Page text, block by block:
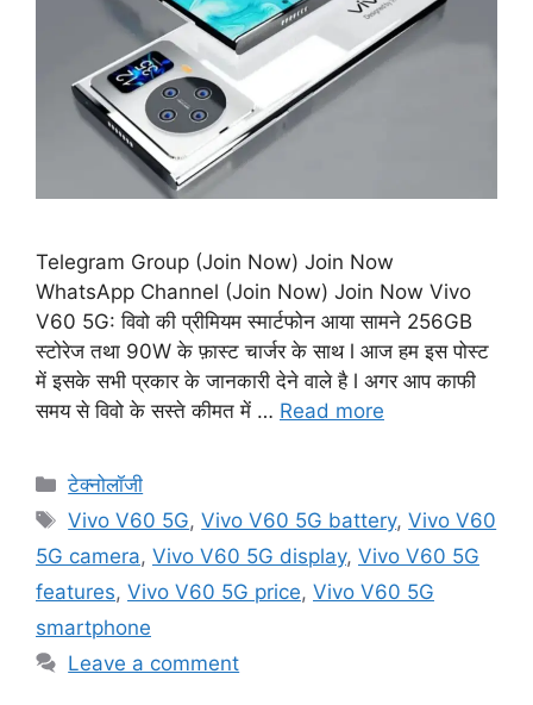
Telegram Group (Join Now) Join Now
WhatsApp Channel (Join Now) Join Now Vivo
V60 5G: विवो की प्रीमियम स्मार्टफोन आया सामने 256GB
स्टोरेज तथा 90W के फ़ास्ट चार्जर के साथ l आज हम इस पोस्ट
में इसके सभी प्रकार के जानकारी देने वाले है l अगर आप काफी
समय से विवो के सस्ते कीमत में … Read more
Categories
टेक्नोलॉजी
Tags
Vivo V60 5G,Vivo V60 5G battery,Vivo V60
5G camera, Vivo V60 5G display, Vivo V60 5G
features, Vivo V60 5G price, Vivo V60 5G
smartphone
Leave a comment